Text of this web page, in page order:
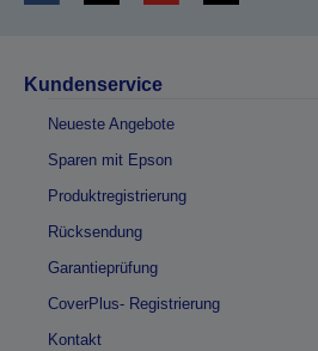
Kundenservice
Neueste Angebote
Sparen mit Epson
Produktregistrierung
Rücksendung
Garantieprüfung
CoverPlus- Registrierung
Kontakt